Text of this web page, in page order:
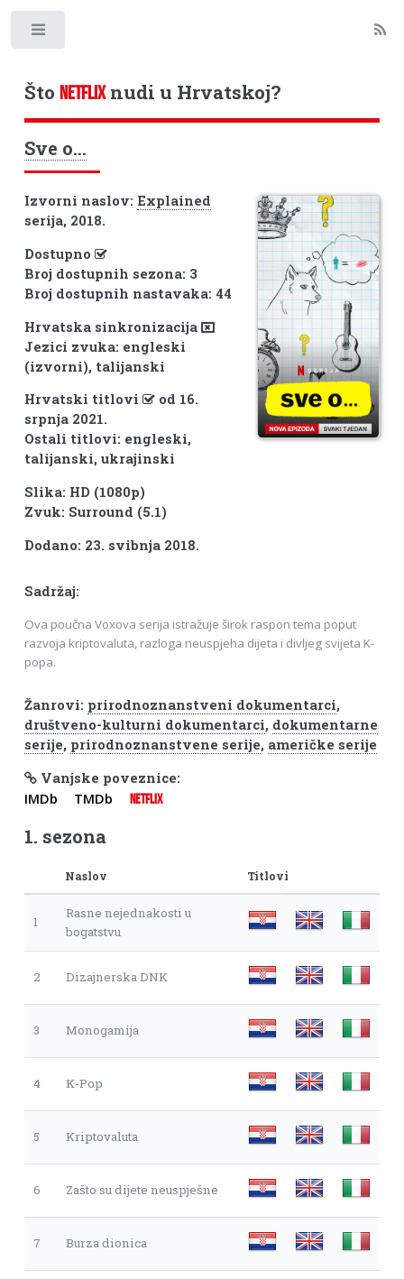
Što NETFLIXnudi u Hrvatskoj?
Sve o...
Izvorni naslov: Explained
serija, 2018.
Dostupno
Broj dostupnih sezona: 3
Broj dostupnih nastavaka: 44
Hrvatska sinkronizacija
Jezici zvuka: engleski
(izvorni), talijanski
Hrvatski titlovi
od 16.
srpnja 2021.
Ostali titlovi: engleski,
talijanski, ukrajinski
Slika: HD (1080p)
Zvuk: Surround (5.1)
Dodano: 23. svibnja 2018.
Sadržaj:
Ova poučna Voxova serija istražuje širok raspon tema poput
razvoja kriptovaluta, razloga neuspjeha dijeta i divljeg svijeta K-
popa.
Žanrovi: prirodnoznanstveni dokumentarci,
društveno-kulturni dokumentarci, dokumentarne
serije, prirodnoznanstvene serije, američke serije
Vanjske poveznice:
IMDb TMDb NETFLIX
1. sezona
Naslov Titlovi
1
Rasne nejednakosti u
bogatstvu
2 Dizajnerska DNK
3 Monogamija
4 K-Pop
5 Kriptovaluta
6 Zašto su dijete neuspješne
7 Burza dionica